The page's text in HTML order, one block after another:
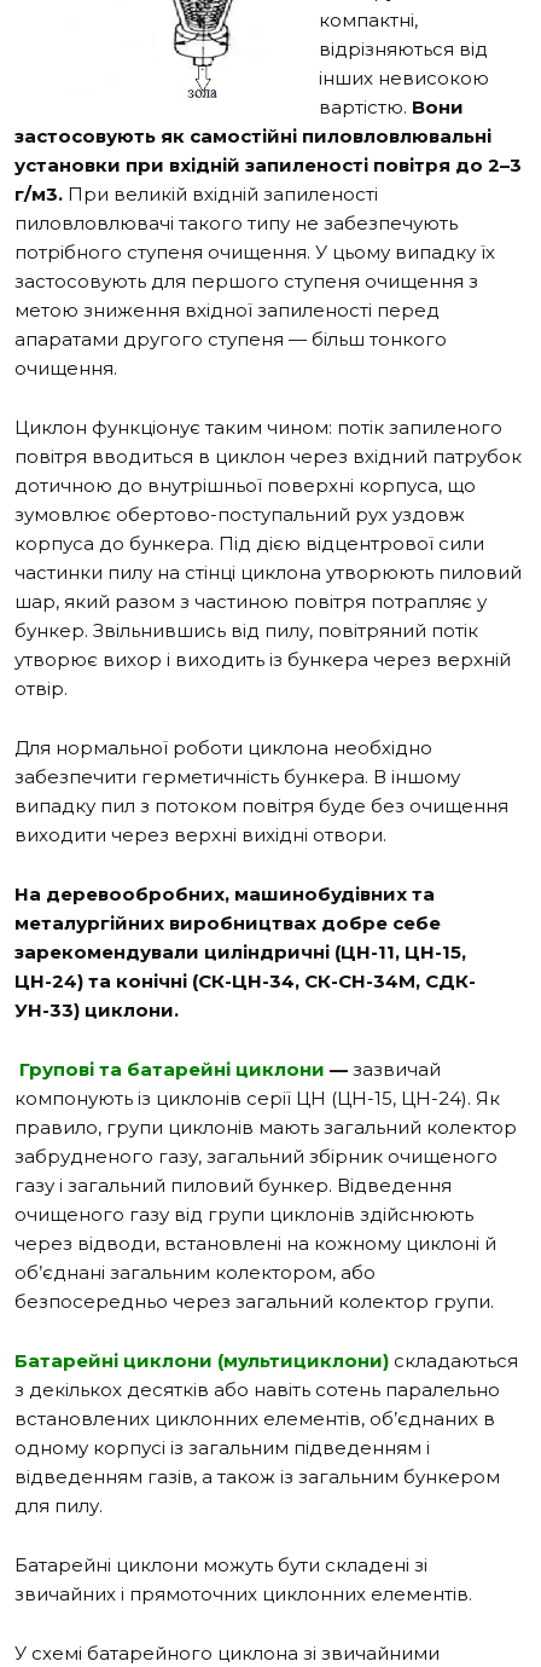
компактні,
відрізняються від
інших невисокою
вартістю. Вони
застосовують як самостійні пиловловлювальні
установки при вхідній запиленості повітря до 2–3
г/м3. При великій вхідній запиленості
пиловловлювачі такого типу не забезпечують
потрібного ступеня очищення. У цьому випадку їх
застосовують для першого ступеня очищення з
метою зниження вхідної запиленості перед
апаратами другого ступеня — більш тонкого
очищення.
Циклон функціонує таким чином: потік запиленого
повітря вводиться в циклон через вхідний патрубок
дотичною до внутрішньої поверхні корпуса, що
зумовлює обертово-поступальний рух уздовж
корпуса до бункера. Під дією відцентрової сили
частинки пилу на стінці циклона утворюють пиловий
шар, який разом з частиною повітря потрапляє у
бункер. Звільнившись від пилу, повітряний потік
утворює вихор і виходить із бункера через верхній
отвір.
Для нормальної роботи циклона необхідно
забезпечити герметичність бункера. В іншому
випадку пил з потоком повітря буде без очищення
виходити через верхні вихідні отвори.
На деревообробних, машинобудівних та
металургійних виробництвах добре себе
зарекомендували циліндричні (ЦН-11, ЦН-15,
ЦН-24) та конічні (СК-ЦН-34, СК-СН-34М, СДК-
УН-33) циклони.
Групові та батарейні циклони — зазвичай
компонують із циклонів серії ЦН (ЦН-15, ЦН-24). Як
правило, групи циклонів мають загальний колектор
забрудненого газу, загальний збірник очищеного
газу і загальний пиловий бункер. Відведення
очищеного газу від групи циклонів здійснюють
через відводи, встановлені на кожному циклоні й
об’єднані загальним колектором, або
безпосередньо через загальний колектор групи.
Батарейні циклони (мультициклони) складаються
з декількох десятків або навіть сотень паралельно
встановлених циклонних елементів, об’єднаних в
одному корпусі із загальним підведенням і
відведенням газів, а також із загальним бункером
для пилу.
Батарейні циклони можуть бути складені зі
звичайних і прямоточних циклонних елементів.
У схемі батарейного циклона зі звичайними